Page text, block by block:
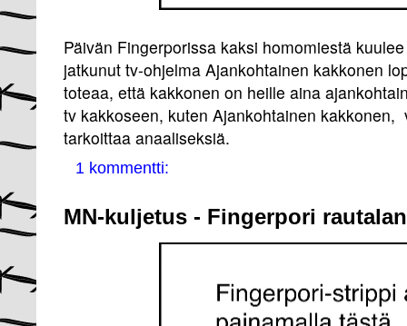
Päivän Fingerporissa kaksi homomiestä
jatkunut tv-ohjelma Ajankohtainen kakkonen
toteaa, että kakkonen on heille aina
tv kakkoseen, kuten Ajankohtainen kakkonen,
tarkoittaa anaaliseksiä.
1 kommentti:
MN-kuljetus - Fingerpori